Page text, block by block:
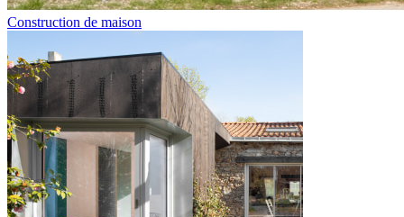
Construction de maison